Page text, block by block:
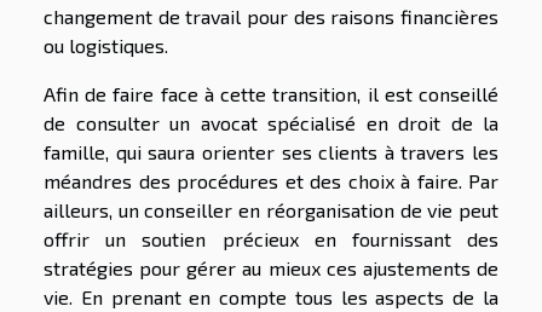
changement de travail pour des raisons financières
ou logistiques.
Afin de faire face à cette transition, il est conseillé
de consulter un avocat spécialisé en droit de la
famille, qui saura orienter ses clients à travers les
méandres des procédures et des choix à faire. Par
ailleurs, un conseiller en réorganisation de vie peut
offrir un soutien précieux en fournissant des
stratégies pour gérer au mieux ces ajustements de
vie. En prenant en compte tous les aspects de la